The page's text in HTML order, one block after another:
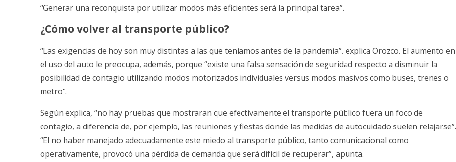
“Generar una reconquista por utilizar modos más eficientes será la principal tarea”.
¿Cómo volver al transporte público?
“Las exigencias de hoy son muy distintas a las que teníamos antes de la pandemia”, explica Orozco. El aumento en
el uso del auto le preocupa, además, porque “existe una falsa sensación de seguridad respecto a disminuir la
posibilidad de contagio utilizando modos motorizados individuales versus modos masivos como buses, trenes o
metro”.
Según explica, “no hay pruebas que mostraran que efectivamente el transporte público fuera un foco de
contagio, a diferencia de, por ejemplo, las reuniones y fiestas donde las medidas de autocuidado suelen relajarse”.
“El no haber manejado adecuadamente este miedo al transporte público, tanto comunicacional como
operativamente, provocó una pérdida de demanda que será difícil de recuperar”, apunta.